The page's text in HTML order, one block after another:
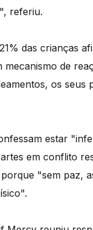
referiu.
das crianças
de
os
estar
em conflito
"sem paz,